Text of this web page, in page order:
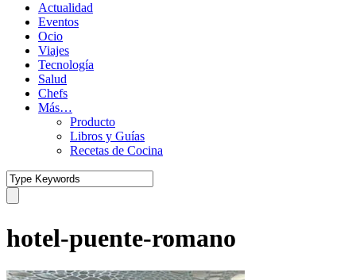
Actualidad
Eventos
Ocio
Viajes
Tecnología
Salud
Chefs
Más…
Producto
Libros y Guías
Recetas de Cocina
hotel-puente-romano